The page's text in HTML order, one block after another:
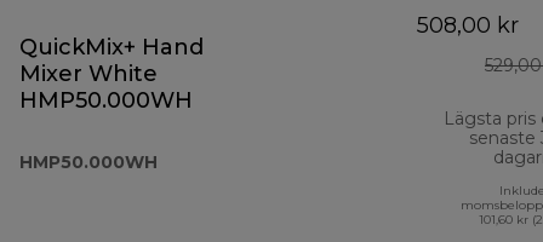
QuickMix+ Hand
Mixer White
HMP50.000WH
HMP50.000WH
508,00 kr
Lägsta pris
senaste
101,60 kr